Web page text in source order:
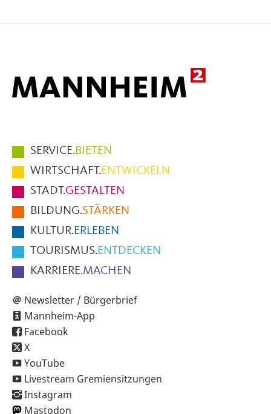
Hauptmenüpunkte
im
Fußbereich
der
Seite
SERVICE.BIETEN
WIRTSCHAFT.ENTWICKELN
STADT.GESTALTEN
BILDUNG.STÄRKEN
KULTUR.ERLEBEN
TOURISMUS.ENTDECKEN
KARRIERE.MACHEN
Newsletter / Bürgerbrief
Mannheim-App
Facebook
X
YouTube
Livestream Gremiensitzungen
Instagram
Mastodon